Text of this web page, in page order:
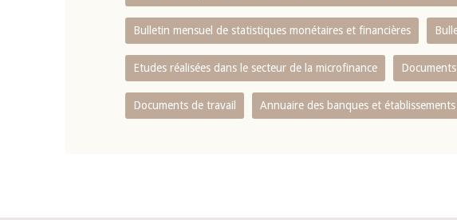
Bulletin mensuel de statistiques monétaires et financières
Etudes réalisées dans le secteur de la microfinance
Documents de travail Annuaire des banques et